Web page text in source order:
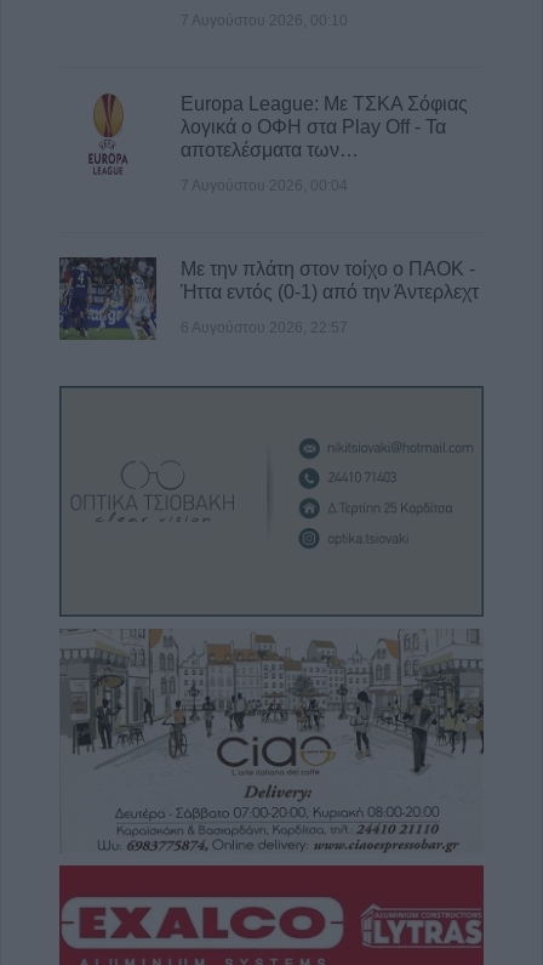
7 Αυγούστου 2026, 00:10
Europa League: Με ΤΣΚΑ Σόφιας
λογικά ο ΟΦΗ στα Play Off - Τα
αποτελέσματα των…
7 Αυγούστου 2026, 00:04
Με την πλάτη στον τοίχο ο ΠΑΟΚ -
Ήττα εντός (0-1) από την Άντερλεχτ
6 Αυγούστου 2026, 22:57